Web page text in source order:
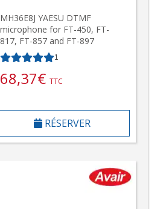
MH36E8J YAESU DTMF
microphone for FT-450, FT-
817, FT-857 and FT-897
1
68,37€ TTC
RÉSERVER